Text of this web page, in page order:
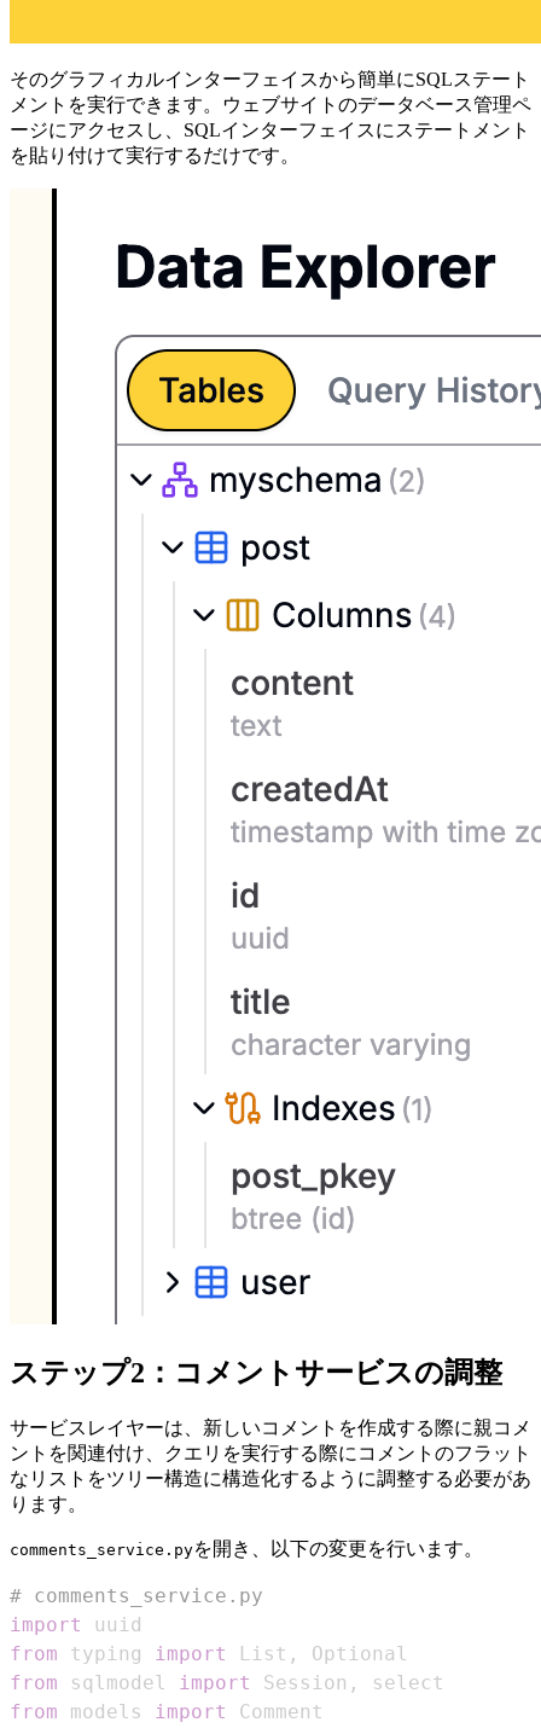
そのグラフィカルインターフェイスから簡単にSQLステート
メントを実行できます。ウェブサイトのデータベース管理ペ
ージにアクセスし、SQLインターフェイスにステートメント
を貼り付けて実行するだけです。
ステップ2：コメントサービスの調整
サービスレイヤーは、新しいコメントを作成する際に親コメ
ントを関連付け、クエリを実行する際にコメントのフラット
なリストをツリー構造に構造化するように調整する必要があ
ります。
comments_service.pyを開き、以下の変更を行います。
# comments_service.py
import
from typing import List ,
from sqlmodel import Session ,
from models import